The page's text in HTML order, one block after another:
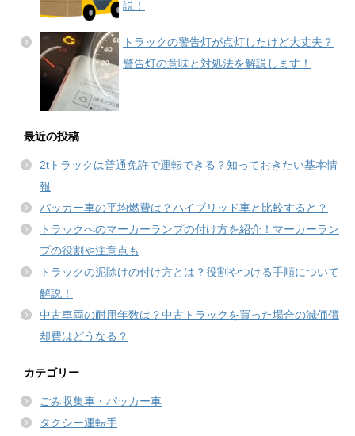
説！
トラックの警告灯が点灯したけど大丈夫？
警告灯の意味と対処法を解説します！
最近の投稿
2tトラックは普通免許で運転できる？知っておきたい基本情
報
パッカー車の平均燃費は？ハイブリッド車と比較すると？
トラックへのマーカーランプの付け方を紹介！マーカーラン
プの役割や注意点も
トラックの泥除けの付け方とは？役割やつける手順について
解説！
中古車両の耐用年数は？中古トラックを買った場合の減価償
却費はどうなる？
カテゴリー
ごみ収集車・パッカー車
タクシー運転手